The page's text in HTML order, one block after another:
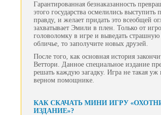
Гарантированная безнаказанность
этого государства осмелились
правду, и желает придать это всеобщей
захватывает Эмили в плен. Только от
головоломку в игре и выведать
обличье, то заполучите новых друзей.
После того, как основная история
Веттори. Данное специальное издание
решать каждую загадку. Игра не такая
верном помощнике.
КАК СКАЧАТЬ МИНИ ИГРУ
ИЗДАНИЕ»?